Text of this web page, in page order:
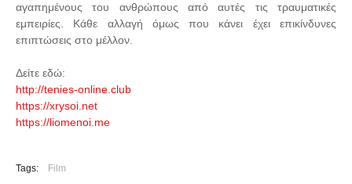
αγαπημένους του ανθρώπους από αυτές τις τραυματικές
εμπειρίες. Κάθε αλλαγή όμως που κάνει έχει επικίνδυνες
επιπτώσεις στο μέλλον.
Δείτε εδώ:
http://tenies-online.club
https://xrysoi.net
https://liomenoi.me
Tags: Film